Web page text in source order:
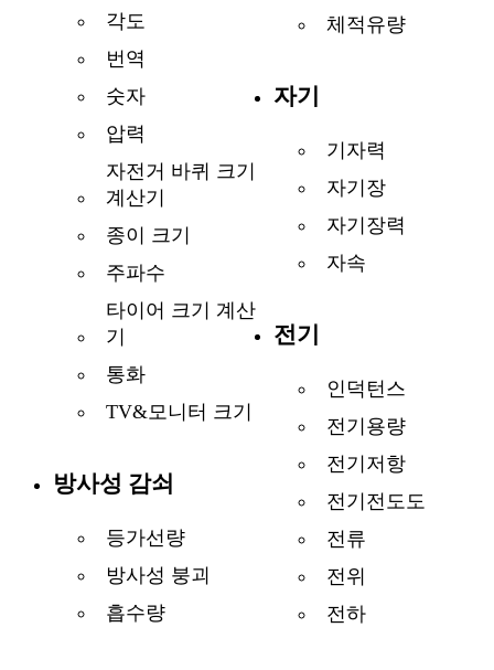
각도
번역
숫자
압력
자전거 바퀴 크기
계산기
종이 크기
주파수
타이어 크기 계산
기
통화
TV&모니터 크기
방사성 감쇠
등가선량
방사성 붕괴
흡수량
체적유량
자기
기자력
자기장
자기장력
자속
전기
인덕턴스
전기용량
전기저항
전기전도도
전류
전위
전하